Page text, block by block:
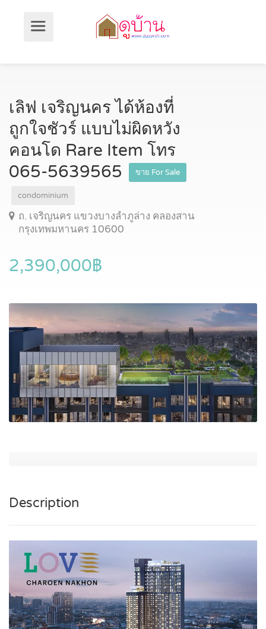
เลิฟ เจริญนคร ได้ห้องที่
ถูกใจชัวร์ แบบไม่ผิดหวัง
คอนโด Rare Item โทร
065-5639565
ขาย For Sale
condominium
ถ. เจริญนคร แขวงบางลำภูล่าง คลองสาน
กรุงเทพมหานคร 10600
2,390,000฿
Description